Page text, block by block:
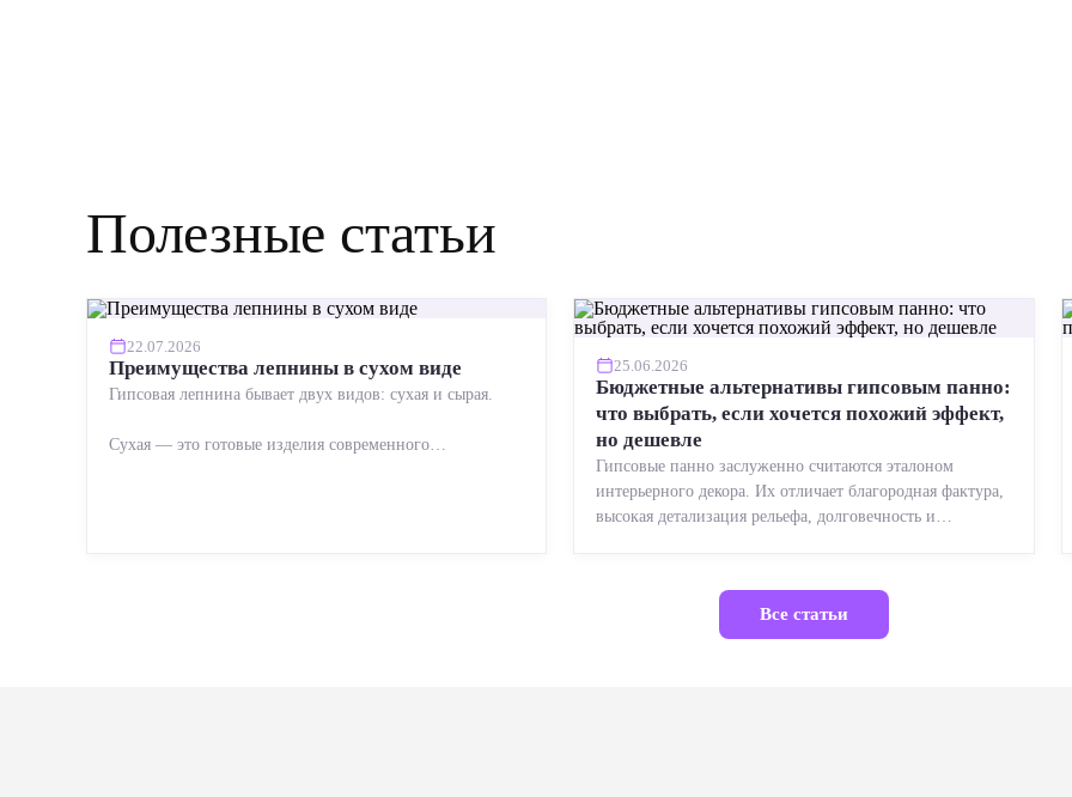
Полезные статьи
22.07.2026
Преимущества лепнины в сухом виде
Гипсовая лепнина бывает двух видов: сухая и сырая.
Сухая — это готовые изделия современного
25.06.2026
Бюджетные альтернативы гипсовым панно:
что выбрать, если хочется похожий эффект,
но дешевле
Гипсовые панно заслуженно считаются эталоном
интерьерного декора. Их отличает благородная фактура,
высокая детализация рельефа, долговечность и
Все статьи